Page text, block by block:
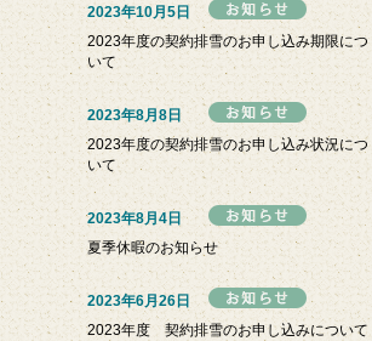
2023年10月5日
2023年度の契約排雪のお申し込み期限につ
いて
2023年8月8日
2023年度の契約排雪のお申し込み状況につ
いて
2023年8月4日
夏季休暇のお知らせ
2023年6月26日
2023年度 契約排雪のお申し込みについて